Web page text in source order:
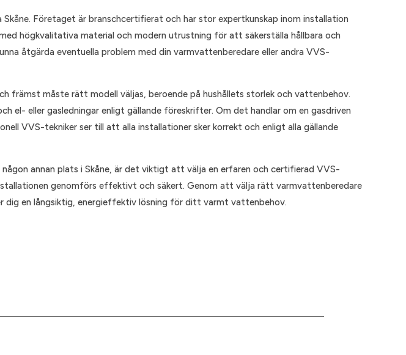
Företaget är branschcertifierat och har stor expertkunskap inom installation
högkvalitativa material och modern utrustning för att säkerställa hållbara och
åtgärda eventuella problem med din varmvattenberedare eller andra VVS-
måste rätt modell väljas, beroende på hushållets storlek och vattenbehov.
el- eller gasledningar enligt gällande föreskrifter. Om det handlar om en gasdriven
VVS-tekniker ser till att alla installationer sker korrekt och enligt alla gällande
annan plats i Skåne, är det viktigt att välja en erfaren och certifierad VVS-
genomförs effektivt och säkert. Genom att välja rätt varmvattenberedare
dig en långsiktig, energieffektiv lösning för ditt varmt vattenbehov.